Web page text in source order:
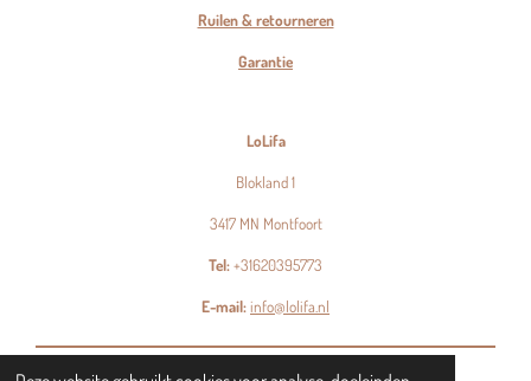
Ruilen & retourneren
Garantie
LoLifa
Blokland 1
3417 MN Montfoort
Tel:+31620395773
E-mail:info@lolifa.nl
© 2023 - 2026 LoLifa